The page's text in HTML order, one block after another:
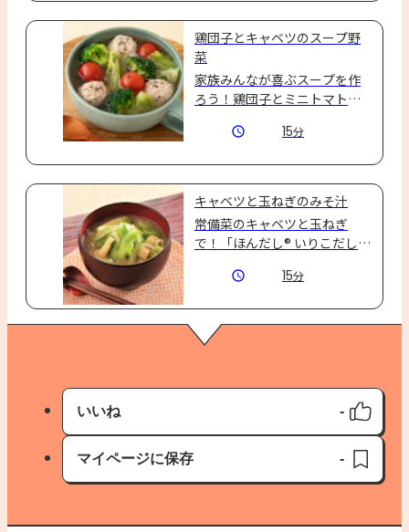
鶏団子とキャベツのスープ野
菜
家族みんなが喜ぶスープを作
ろう！鶏団子とミニトマト、
スープ野菜☆
15分
キャベツと玉ねぎのみそ汁
常備菜のキャベツと玉ねぎ
で！「ほんだし® いりこだし」
そ汁☆
15分
いいね
いいね済み
-
マイページに保存
保存済み
-